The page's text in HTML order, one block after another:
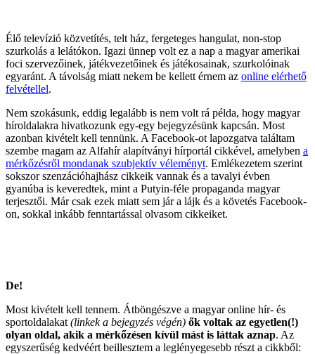
Élő televízió közvetítés, telt ház, fergeteges hangulat, non-stop
szurkolás a lelátókon. Igazi ünnep volt ez a nap a magyar amerikai
foci szervezőinek, játékvezetőinek és játékosainak, szurkolóinak
egyaránt. A távolság miatt nekem be kellett érnem az online elérhető
felvétellel.
Nem szokásunk, eddig legalább is nem volt rá példa, hogy magyar
híroldalakra hivatkozunk egy-egy bejegyzésünk kapcsán. Most
azonban kivételt kell tennünk. A Facebook-ot lapozgatva találtam
szembe magam az Alfahír alapítványi hírportál cikkével, amelyben a
mérkőzésről mondanak szubjektív véleményt. Emlékezetem szerint
sokszor szenzációhajhász cikkeik vannak és a tavalyi évben
gyanúba is keveredtek, mint a Putyin-féle propaganda magyar
terjesztői. Már csak ezek miatt sem jár a lájk és a követés Facebook-
on, sokkal inkább fenntartással olvasom cikkeiket.
De!
Most kivételt kell tennem. Átböngészve a magyar online hír- és
sportoldalakat (linkek a bejegyzés végén) ők voltak az egyetlen(!)
olyan oldal, akik a mérkőzésen kívül mást is láttak aznap. Az
egyszerűség kedvéért beillesztem a leglényegesebb részt a cikkből: